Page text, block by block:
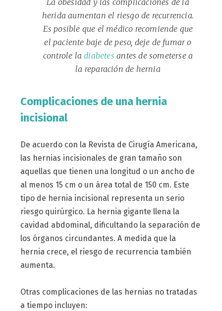
herida aumentan el riesgo de recurrencia.
Es posible que el médico recomiende que
el paciente baje de peso, deje de fumar o
controle ladiabetes antes de someterse a
la reparación de hernia
Complicaciones de una hernia
incisional
De acuerdo con la Revista de Cirugía Americana,
las hernias incisionales de gran tamaño son
aquellas que tienen una longitud o un ancho de
al menos 15 cm o un área total de 150 cm. Este
tipo de hernia incisional representa un serio
riesgo quirúrgico. La hernia gigante llena la
cavidad abdominal, dificultando la separación de
los órganos circundantes. A medida que la
hernia crece, el riesgo de recurrencia también
aumenta.
Otras complicaciones de las hernias no tratadas
a tiempo incluyen: